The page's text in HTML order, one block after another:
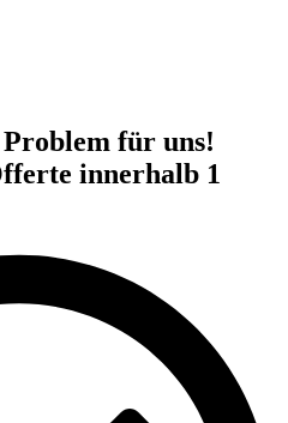
für uns!
innerhalb 1